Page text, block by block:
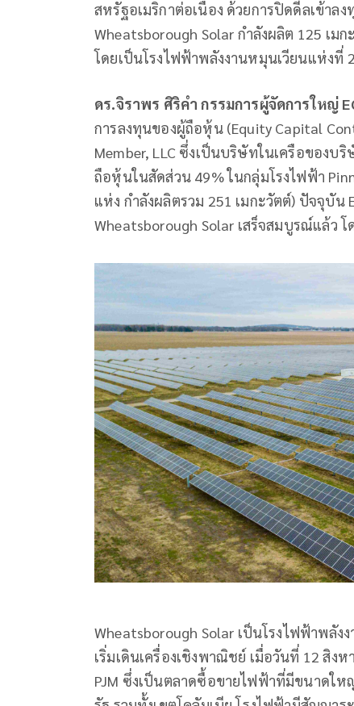
สหรัฐอเมริกาต่อเนื่อง ด้วยการปิดดีลเข้าล
Wheatsborough Solar กำลังผลิต 125 เม
โดยเป็นโรงไฟฟ้าพลังงานหมุนเวียนแห่งที่
ดร.จิราพร ศิริคำ กรรมการผู้จัดการใหญ่
การลงทุนของผู้ถือหุ้น (Equity Capital
Member, LLC ซึ่งเป็นบริษัทในเครือของบริ
ถือหุ้นในสัดส่วน 49% ในกลุ่มโรงไฟฟ้า
แห่ง กำลังผลิตรวม 251 เมกะวัตต์) ปัจจุบัน
Wheatsborough Solar เสร็จสมบูรณ์แล้ว
Wheatsborough Solar เป็นโรงไฟฟ้าพลัง
เริ่มเดินเครื่องเชิงพาณิชย์ เมื่อวันที่ 12 สิง
PJM ซึ่งเป็นตลาดซื้อขายไฟฟ้าที่มีขนาดใ